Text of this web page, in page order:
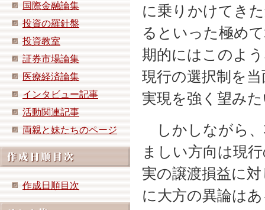
国際金融論集
投資の羅針盤
投資教室
証券市場論集
医療経済論集
インタビュー記事
活動関連記事
両親と妹たちのページ
作成日順目次
に乗りかけてき
るといった極め
期的にはこのよ
現行の選択制を
実現を強く望み
しかしながら、
ましい方向は現
実の譲渡損益に
に大方の異論は